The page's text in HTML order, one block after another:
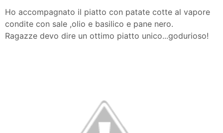
Ho accompagnato il piatto con patate cotte al vapore
condite con sale ,olio e basilico e pane nero.
Ragazze devo dire un ottimo piatto unico...godurioso!